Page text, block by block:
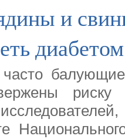
и
диабетом